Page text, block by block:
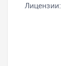
Лицензии: